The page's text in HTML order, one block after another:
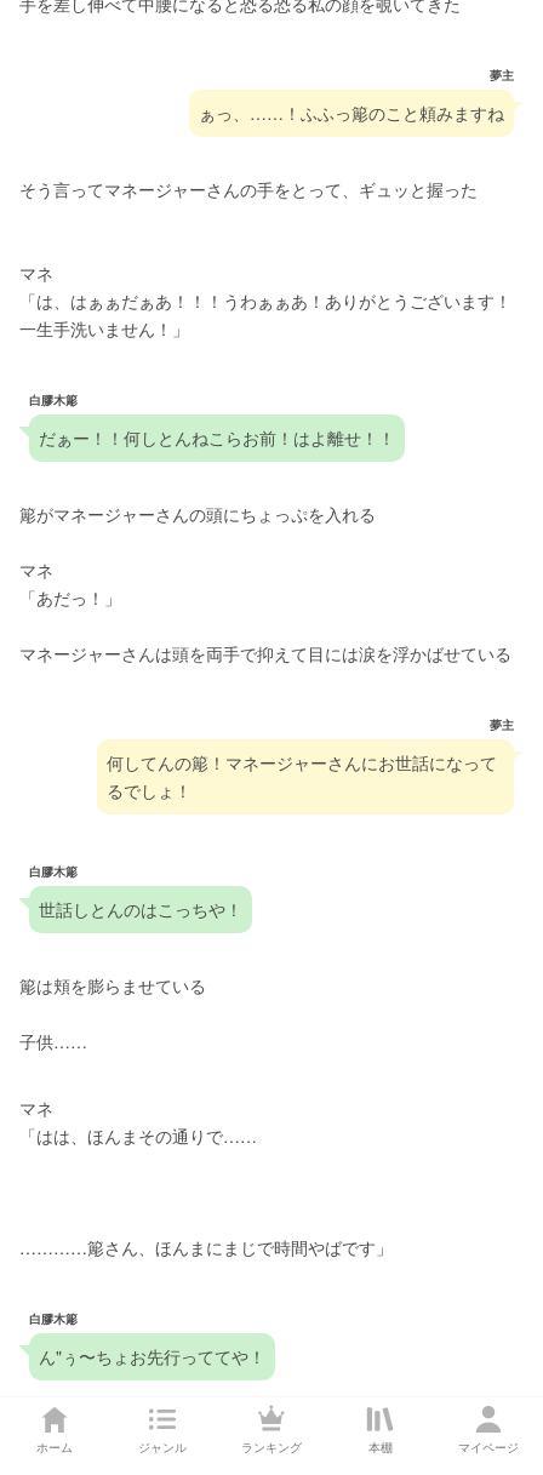
ホーム ジャンル ランキング 本棚 マイページ
夢主
ぁっ、……！ふふっ簓のこと頼みますね
そう言ってマネージャーさんの手をとって、ギュッと握った
マネ
「は、はぁぁだぁあ！！！うわぁぁあ！ありがとうございます！
一生手洗いません！」
白膠木簓
だぁー！！何しとんねこらお前！はよ離せ！！
簓がマネージャーさんの頭にちょっぷを入れる
マネ
「あだっ！」
マネージャーさんは頭を両手で抑えて目には涙を浮かばせている
夢主
何してんの簓！マネージャーさんにお世話になって
るでしょ！
白膠木簓
世話しとんのはこっちや！
簓は頬を膨らませている
子供……
マネ
「はは、ほんまその通りで……
…………簓さん、ほんまにまじで時間やばです」
白膠木簓
ん"ぅ〜ちょお先行っててや！
マネ
「え、なんでですか」